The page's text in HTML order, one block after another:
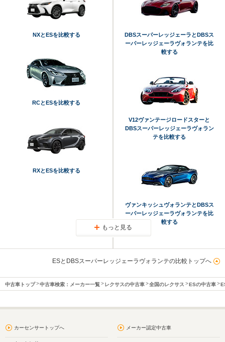
NXとESを比較する
RCとESを比較する
RXとESを比較する
DBSスーパーレッジェーラとDBSス
ーパーレッジェーラヴォランテを比
較する
V12ヴァンテージロードスターと
DBSスーパーレッジェーラヴォラン
テを比較する
ヴァンキッシュヴォランテとDBSス
ーパーレッジェーラヴォランテを比
較する
もっと見る
ESとDBSスーパーレッジェーラヴォランテの比較トップへ
中古車トップ 中古車検索：メーカー一覧 レクサスの中古車 全国のレクサス ESの中古車
カーセンサートップへ メーカー認定中古車